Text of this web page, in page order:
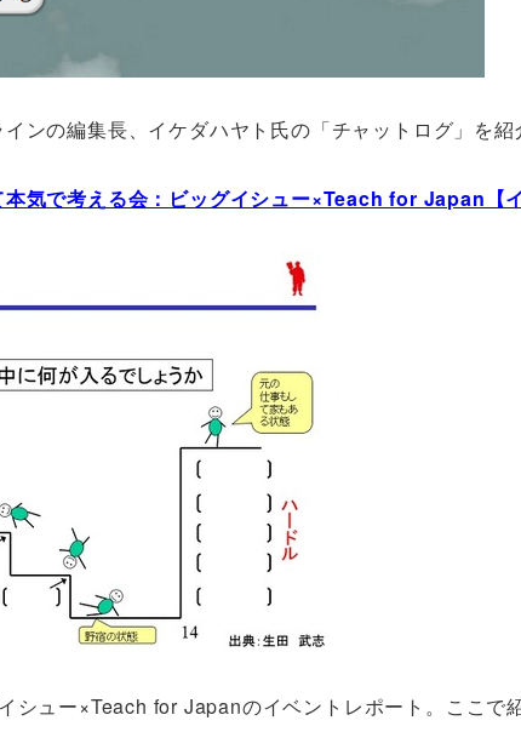
ンの編集長、イケダハヤト氏の「チャットログ」を紹
気で考える会：ビッグイシュー×Teach for Japan【
シュー×Teach for Japanのイベントレポート。ここで